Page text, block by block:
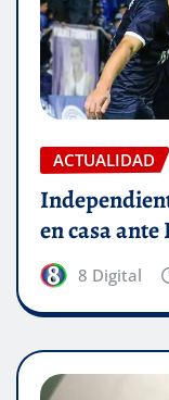
ACTUALIDAD
en casa
8 Digital